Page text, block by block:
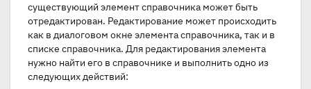
существующий элемент справочника может быть
отредактирован. Редактирование может происходить
как в диалоговом окне элемента справочника, так и в
списке справочника. Для редактирования элемента
нужно найти его в справочнике и выполнить одно из
следующих действий: